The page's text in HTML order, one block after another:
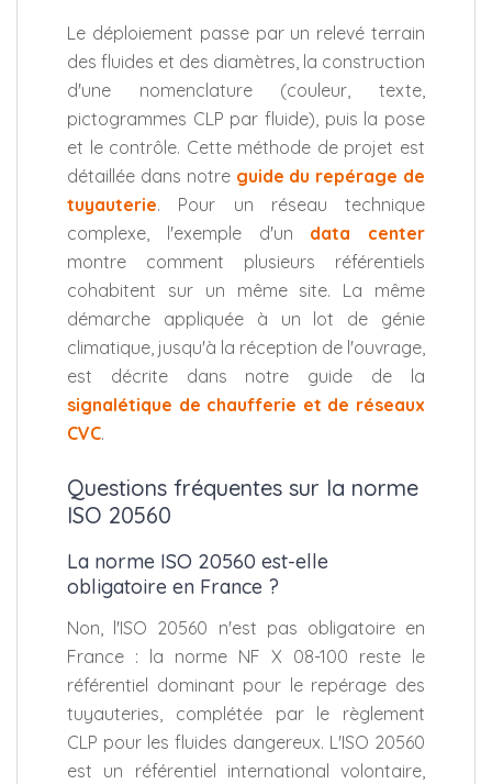
Le déploiement passe par un relevé terrain
des fluides et des diamètres, la construction
d'une nomenclature (couleur, texte,
pictogrammes CLP par fluide), puis la pose
et le contrôle. Cette méthode de projet est
détaillée dans notre guide du repérage de
tuyauterie. Pour un réseau technique
complexe, l'exemple d'un data center
montre comment plusieurs référentiels
cohabitent sur un même site. La même
démarche appliquée à un lot de génie
climatique, jusqu'à la réception de l'ouvrage,
est décrite dans notre guide de la
signalétique de chaufferie et de réseaux
CVC.
Questions fréquentes sur la norme
ISO 20560
La norme ISO 20560 est-elle
obligatoire en France ?
Non, l'ISO 20560 n'est pas obligatoire en
France : la norme NF X 08-100 reste le
référentiel dominant pour le repérage des
tuyauteries, complétée par le règlement
CLP pour les fluides dangereux. L'ISO 20560
est un référentiel international volontaire,